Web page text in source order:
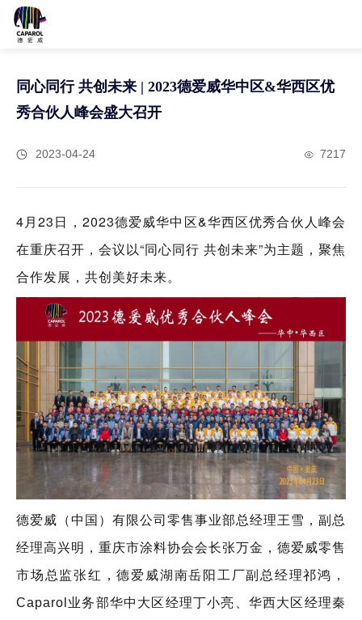
同心同行 共创未来 | 2023德爱威华中区&华西区优
秀合伙人峰会盛大召开
2023-04-24 7217
4月23日，2023德爱威华中区&华西区优秀合伙人峰会
在重庆召开，会议以“同心同行 共创未来”为主题，聚焦
合作发展，共创美好未来。
德爱威（中国）有限公司零售事业部总经理王雪，副总
经理高兴明，重庆市涂料协会会长张万金，德爱威零售
市场总监张红，德爱威湖南岳阳工厂副总经理祁鸿，
Caparol业务部华中大区经理丁小亮、华西大区经理秦